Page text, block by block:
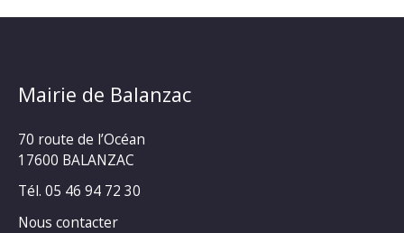
Mairie de Balanzac
70 route de l’Océan
17600 BALANZAC
Tél. 05 46 94 72 30
Nous contacter